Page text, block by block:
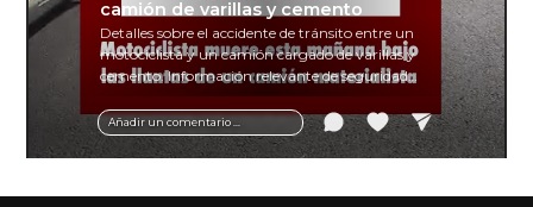
Añadir un comentario ...
camión de varillas y cemento
Detalles sobre el accidente de tránsito entre un
motociclista y un camión cargado de varillas y
cemento. Información relevante de seguridad
vial y recomendaciones para motociclistas.